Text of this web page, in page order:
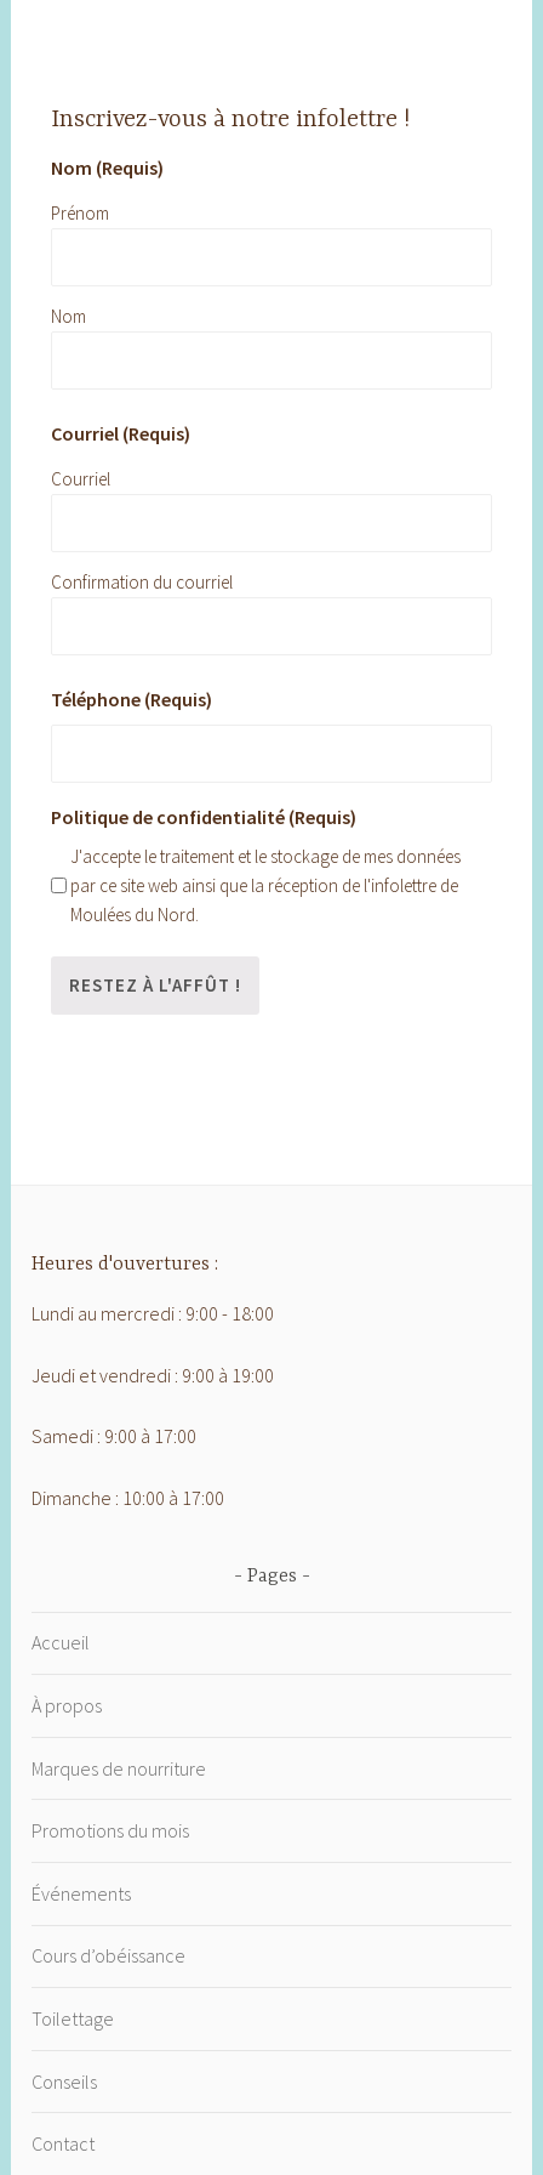
Inscrivez-vous à notre infolettre !
Nom (Requis)
Prénom
Nom
Courriel (Requis)
Courriel
Confirmation du courriel
Téléphone (Requis)
Politique de confidentialité (Requis)
J'accepte le traitement et le stockage de mes données
par ce site web ainsi que la réception de l'infolettre de
Moulées du Nord.
Heures d'ouvertures :
Lundi au mercredi : 9:00 - 18:00
Jeudi et vendredi : 9:00 à 19:00
Samedi : 9:00 à 17:00
Dimanche : 10:00 à 17:00
Pages
Accueil
À propos
Marques de nourriture
Promotions du mois
Événements
Cours d’obéissance
Toilettage
Conseils
Contact